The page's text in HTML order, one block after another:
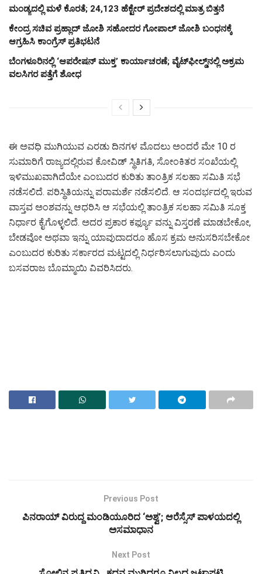
ಮಂಡ್ಯದಲ್ಲಿ ಮಳೆ ಕೊರತೆ; 24,123 ಹೆಕ್ಟೇರ್ ಪ್ರದೇಶದಲ್ಲಿ ಮಾತ್ರ ಬಿತ್ತನೆ
ಕೇಂದ್ರ ಸಚಿವ ಪ್ರಹ್ಲಾದ್ ಜೋಶಿ ಸಹೋದರ ಗೋಪಾಲ್ ಜೋಶಿ ಬಂಧನಕ್ಕೆ
ಆಗ್ರಹಿಸಿ ಕಾಂಗ್ರೆಸ್‌ ಪ್ರತಿಭಟನೆ
ಬೆಂಗಳೂರಿನಲ್ಲಿ ‘ಆಪರೇಷನ್ ಮುಕ್ತ’ ಕಾರ್ಯಾಚರಣೆ; ವೈಟ್‌ಫೀಲ್ಡ್‌ನಲ್ಲಿ ಅಕ್ರಮ
ವಲಸಿಗರ ಪತ್ತೆಗೆ ಶೋಧ
ಈ ಅವಧಿ ಮುಗಿಯುವ ಎರಡು ದಿನಗಳ ಮೊದಲು ಅಂದರೆ ಮೇ 10 ರ
ಸುಮಾರಿಗೆ ರಾಜ್ಯದಲ್ಲಿರುವ ಕೋವಿಡ್ ಸ್ಥಿತಿಗತಿ, ಸೋಂಕಿತರ ಸಂಖೆಯಲ್ಲಿ
ಇಳಿಮುಖವಾಗಿದೆಯೇ ಎಂಬುದರ ಕುರಿತು ತಾಂತ್ರಿಕ ಸಲಹಾ ಸಮಿತಿ ಸಭೆ
ನಡೆಸಲಿದೆ. ಪರಿಸ್ಥಿತಿಯನ್ನು ಪರಾಮರ್ಶೆ ನಡೆಸಲಿದೆ. ಆ ಸಂದರ್ಭದಲ್ಲಿ ಇರುವ
ವಾಸ್ತವ ಅಂಶವನ್ನು ಆಧರಿಸಿ ಆ ಸಭೆಯಲ್ಲಿ ತಾಂತ್ರಿಕ ಸಲಹಾ ಸಮಿತಿ ಸೂಕ್ತ
ನಿರ್ಧಾರ ಕೈಗೊಳ್ಳಲಿದೆ‌. ಅದರ ಪ್ರಕಾರ ಕರ್ಫ್ಯೂ ವನ್ನು ವಿಸ್ತರಣೆ ಮಾಡಬೇಕೋ,
ಬೇಡವೋ ಅಥವಾ ಇನ್ನು ಯಾವುದಾದರೂ ಹೊಸ ಕ್ರಮ ಅನುಸರಿಸಬೇಕೋ
ಎಂಬುದರ ಕುರಿತು ಸರ್ಕಾರದ ಮಟ್ಟದಲ್ಲಿ ನಿರ್ಧರಿಸಲಾಗುವುದು ಎಂದು
ಬಸವರಾಜ ಬೊಮ್ಮಾಯಿ ವಿವರಿಸಿದರು.
Previous Post
ಪಿನರಾಯ್ ವಿರುದ್ದ ಮಂಡಿಯೂರಿದ ‘ಅಶ್ವ’; ಆರೆಸ್ಸೆಸ್ ಪಾಳಯದಲ್ಲಿ
ಅಸಮಾಧಾನ
Next Post